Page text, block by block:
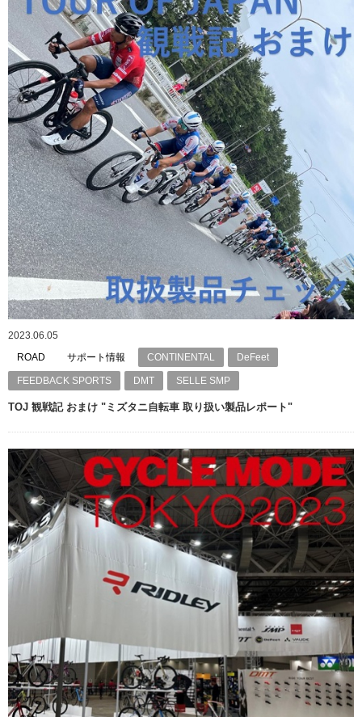
2023.06.05
ROAD
サポート情報 CONTINENTAL DeFeet
FEEDBACK SPORTS DMT SELLE SMP
TOJ 観戦記 おまけ "ミズタニ自転車 取り扱い製品レポート"